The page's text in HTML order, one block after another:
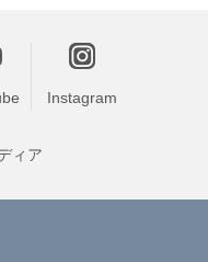
Instagram
ィア